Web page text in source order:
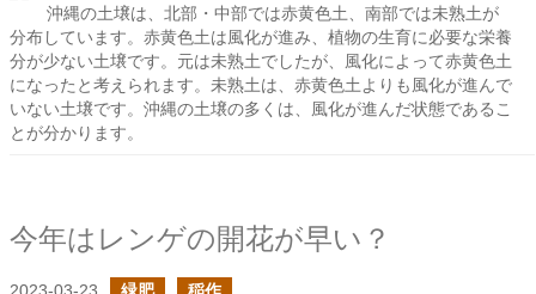
沖縄の土壌は、北部・中部では赤黄色土、南部では未熟土が
分布しています。赤黄色土は風化が進み、植物の生育に必要な栄養
分が少ない土壌です。元は未熟土でしたが、風化によって赤黄色土
になったと考えられます。未熟土は、赤黄色土よりも風化が進んで
いない土壌です。沖縄の土壌の多くは、風化が進んだ状態であるこ
とが分かります。
今年はレンゲの開花が早い？